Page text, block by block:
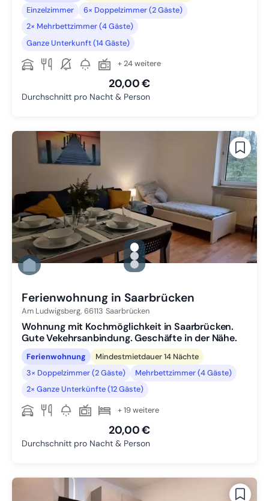
Einzelzimmer
6× Doppelzimmer (2 Gäste)
2× Mehrbettzimmer (4 Gäste)
Ganze Unterkunft (14 Gäste)
+ 24 weitere
20,00 €
Durchschnitt pro Nacht & Person
gallery.slide_selector
Zu Slide 1 wechseln
Zu Slide 2 wechseln
Zu Slide 3 wechseln
Ferienwohnung in Saarbrücken
Am Ludwigsberg, 66113 Saarbrücken
Wohnung mit Kochmöglichkeit in Saarbrücken.
Gute Vekehrsanbindung. Geschäfte in der Nähe.
Ferienwohnung
Mindestmietdauer 14 Nächte
3× Doppelzimmer (2 Gäste)
Mehrbettzimmer (4 Gäste)
2× Ganze Unterkünfte (12 Gäste)
+ 19 weitere
20,00 €
Durchschnitt pro Nacht & Person